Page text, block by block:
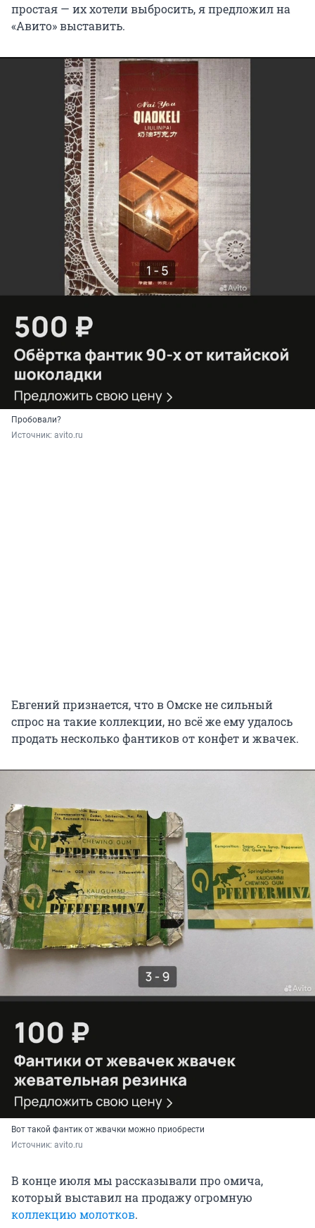
простая — их хотели выбросить, я предложил на
«Авито» выставить.
Пробовали?
Источник: avito.ru
Евгений признается, что в Омске не сильный
спрос на такие коллекции, но всё же ему удалось
продать несколько фантиков от конфет и жвачек.
Вот такой фантик от жвачки можно приобрести
Источник: avito.ru
В конце июля мы рассказывали про омича,
который выставил на продажу огромную
коллекцию молотков.